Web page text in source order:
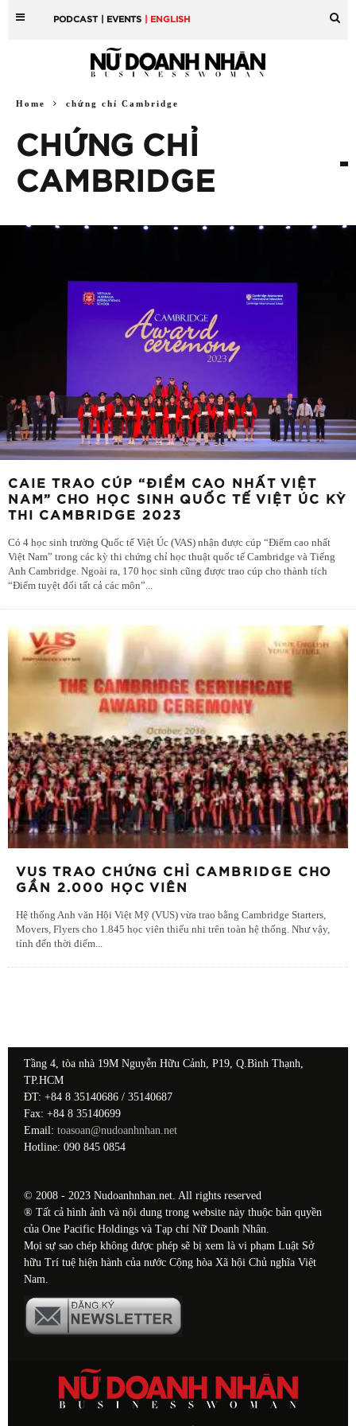
PODCAST | EVENTS | ENGLISH
Home chứng chỉ Cambridge
CHỨNG CHỈ
CAMBRIDGE
CAIE TRAO CÚP “ĐIỂM CAO NHẤT VIỆT
NAM” CHO HỌC SINH QUỐC TẾ VIỆT ÚC KỲ
THI CAMBRIDGE 2023
Có 4 học sinh trường Quốc tế Việt Úc (VAS) nhận được cúp “Điểm cao nhất
Việt Nam” trong các kỳ thi chứng chỉ học thuật quốc tế Cambridge và Tiếng
Anh Cambridge. Ngoài ra, 170 học sinh cũng được trao cúp cho thành tích
“Điểm tuyệt đối tất cả các môn”...
VUS TRAO CHỨNG CHỈ CAMBRIDGE CHO
GẦN 2.000 HỌC VIÊN
Hệ thống Anh văn Hội Việt Mỹ (VUS) vừa trao bằng Cambridge Starters,
Movers, Flyers cho 1.845 học viên thiếu nhi trên toàn hệ thống. Như vậy,
tính đến thời điểm...
Tầng 4, tòa nhà 19M Nguyễn Hữu Cảnh, P19, Q.Bình Thạnh,
TP.HCM
ĐT: +84 8 35140686 / 35140687
Fax: +84 8 35140699
Email: toasoan@nudoanhnhan.net
Hotline: 090 845 0854
© 2008 - 2023 Nudoanhnhan.net. All rights reserved
® Tất cả hình ảnh và nội dung trong website này thuộc bản quyền
của One Pacific Holdings và Tạp chí Nữ Doanh Nhân.
Mọi sự sao chép không được phép sẽ bị xem là vi phạm Luật Sở
hữu Trí tuệ hiện hành của nước Cộng hòa Xã hội Chủ nghĩa Việt
Nam.